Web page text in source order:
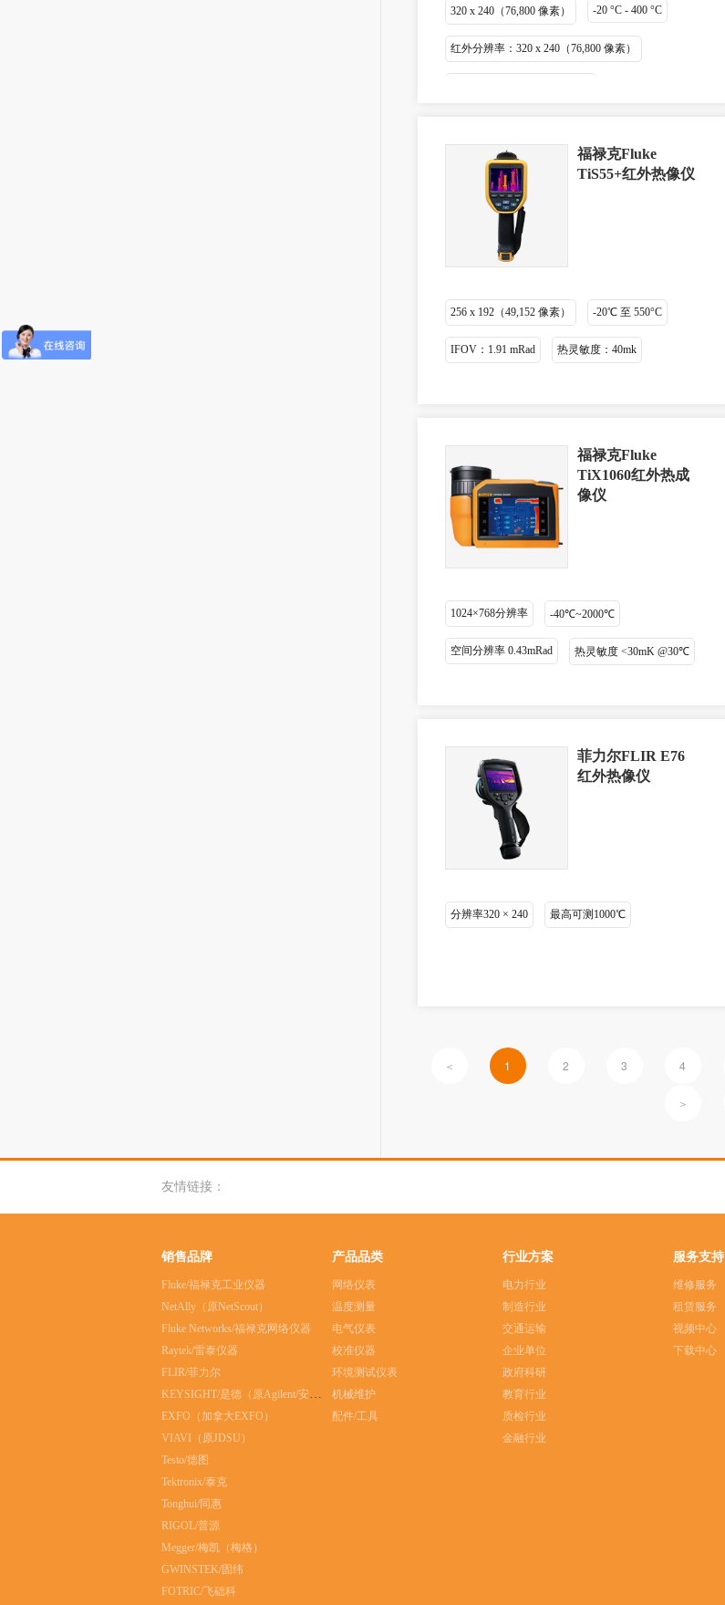
320 x 240（76,800 像素） -20 °C - 400 °C
红外分辨率：320 x 240（76,800 像素）
福禄克Fluke
TiS55+红外热像仪
256 x 192（49,152 像素） -20℃ 至 550°C
IFOV：1.91 mRad 热灵敏度：40mk
福禄克Fluke
TiX1060红外热成
像仪
1024×768分辨率 -40℃~2000℃
空间分辨率 0.43mRad 热灵敏度 <30mK @30℃
菲力尔FLIR E76
红外热像仪
分辨率320 × 240 最高可测1000℃
＜ 1 2 3 4
＞
友情链接：
销售品牌
Fluke/福禄克工业仪器
NetAlly（原NetScout）
Fluke Networks/福禄克网络仪器
Raytek/雷泰仪器
FLIR/菲力尔
KEYSIGHT/是德（原Agilent/安捷伦）
EXFO（加拿大EXFO）
VIAVI（原JDSU）
Testo/德图
Tektronix/泰克
Tonghui/同惠
RIGOL/普源
Megger/梅凯（梅格）
GWINSTEK/固纬
FOTRIC/飞础科
产品品类
网络仪表
温度测量
电气仪表
校准仪器
环境测试仪表
机械维护
配件/工具
行业方案
电力行业
制造行业
交通运输
企业单位
政府科研
教育行业
质检行业
金融行业
服务支持
维修服务
租赁服务
视频中心
下载中心